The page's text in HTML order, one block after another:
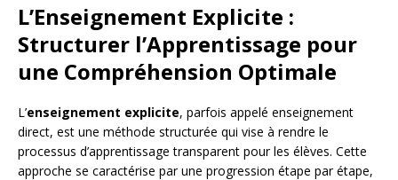
L’Enseignement Explicite :
Structurer l’Apprentissage pour
une Compréhension Optimale
L’enseignement explicite, parfois appelé enseignement
direct, est une méthode structurée qui vise à rendre le
processus d’apprentissage transparent pour les élèves. Cette
approche se caractérise par une progression étape par étape,